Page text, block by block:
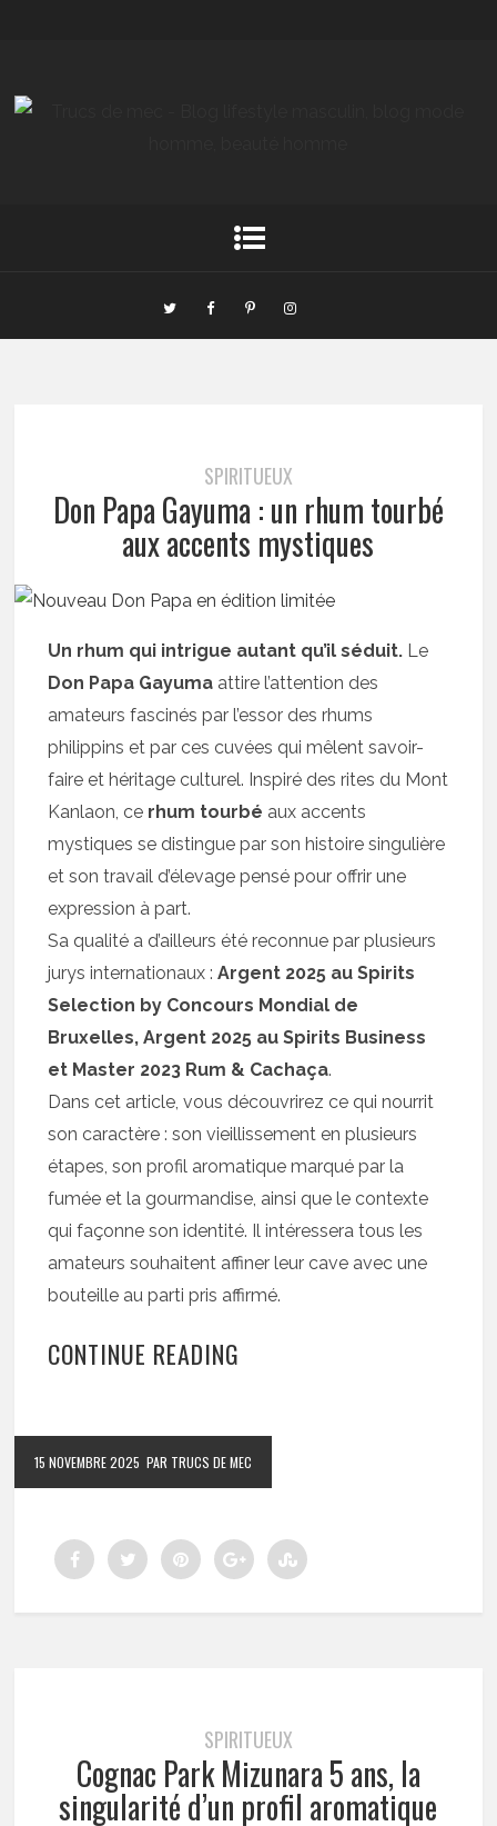
SPIRITUEUX
Don Papa Gayuma : un rhum tourbé
aux accents mystiques
Un rhum qui intrigue autant qu’il séduit. Le
Don Papa Gayuma attire l’attention des
amateurs fascinés par l’essor des rhums
philippins et par ces cuvées qui mêlent savoir-
faire et héritage culturel. Inspiré des rites du Mont
Kanlaon, ce rhum tourbé aux accents
mystiques se distingue par son histoire singulière
et son travail d’élevage pensé pour offrir une
expression à part.
Sa qualité a d’ailleurs été reconnue par plusieurs
jurys internationaux :Argent 2025 au Spirits
Selection by Concours Mondial de
Bruxelles, Argent 2025 au Spirits Business
et Master 2023 Rum & Cachaça.
Dans cet article, vous découvrirez ce qui nourrit
son caractère : son vieillissement en plusieurs
étapes, son profil aromatique marqué par la
fumée et la gourmandise, ainsi que le contexte
qui façonne son identité. Il intéressera tous les
amateurs souhaitent affiner leur cave avec une
bouteille au parti pris affirmé.
CONTINUE READING
15 NOVEMBRE 2025 PAR TRUCS DE MEC
SPIRITUEUX
Cognac Park Mizunara 5 ans, la
singularité d’un profil aromatique